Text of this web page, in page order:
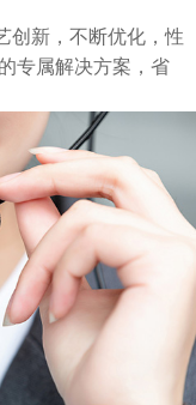
创新，不断优化，性
专属解决方案，省